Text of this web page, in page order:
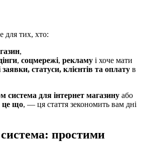
для тих, хто:
,
, соцмережі, рекламу і хоче мати
заявки, статуси, клієнтів та оплату в
система для інтернет магазину або
це що, — ця стаття зекономить вам дні
простими